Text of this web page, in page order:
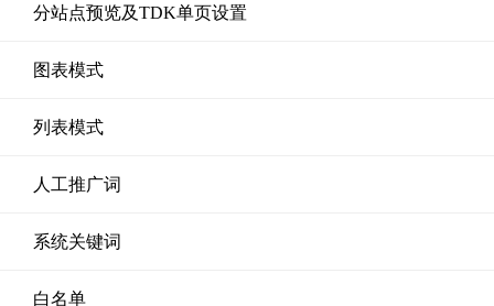
分站点预览及TDK单页设置
图表模式
列表模式
人工推广词
系统关键词
白名单